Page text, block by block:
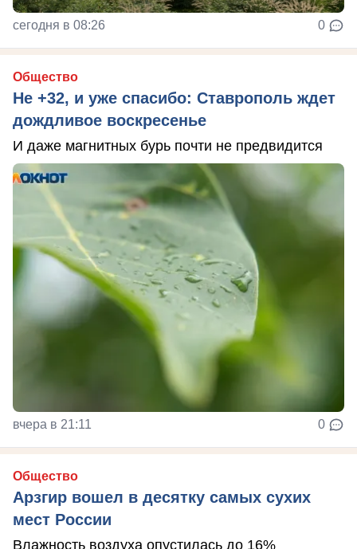
сегодня в 08:26 0
Общество
Не +32, и уже спасибо: Ставрополь ждет
дождливое воскресенье
И даже магнитных бурь почти не предвидится
вчера в 21:11 0
Общество
Арзгир вошел в десятку самых сухих
мест России
Влажность воздуха опустилась до 16%